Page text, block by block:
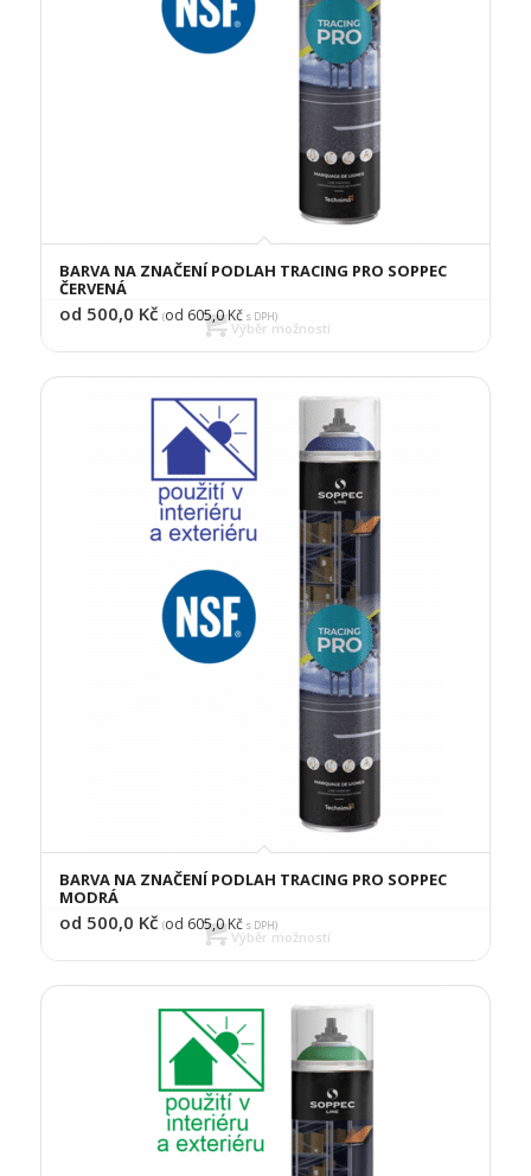
BARVA NA ZNAČENÍ PODLAH TRACING PRO SOPPEC
ČERVENÁ
od 500,0 Kč (od 605,0Kčs DPH)
Výběr možností
BARVA NA ZNAČENÍ PODLAH TRACING PRO SOPPEC
MODRÁ
od 500,0 Kč (od 605,0Kčs DPH)
Výběr možností